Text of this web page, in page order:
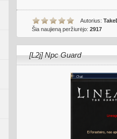
Autorius:
Šia naujieną peržiurėjo: 2917
[L2j] Npc Guard